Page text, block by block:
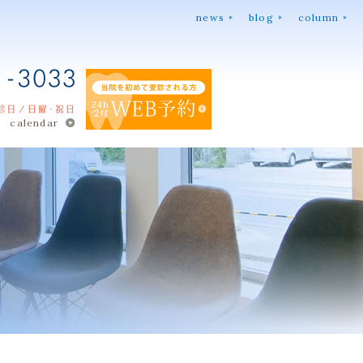
news blog column
calendar